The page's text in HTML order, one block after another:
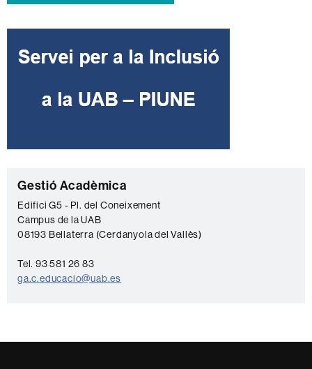
C
o
n
a
c
Gestió Acadèmica
Edifici G5 - Pl. del Coneixement
Campus de la UAB
08193 Bellaterra (Cerdanyola del Vallès)
Tel. 93 581 26 83
ga.c.educacio@uab.es